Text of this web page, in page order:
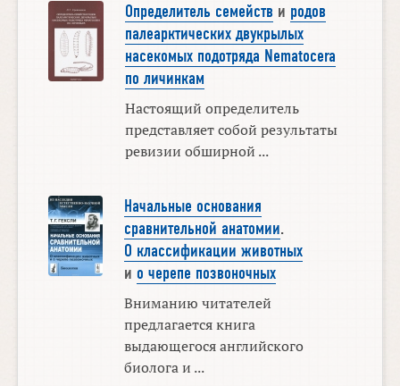
Определитель семейств и родов
палеарктических двукрылых
насекомых подотряда Nematocera
по личинкам
Настоящий определитель
представляет собой результаты
ревизии обширной ...
Начальные основания
сравнительной анатомии.
О классификации животных
и о черепе позвоночных
Вниманию читателей
предлагается книга
выдающегося английского
биолога и ...